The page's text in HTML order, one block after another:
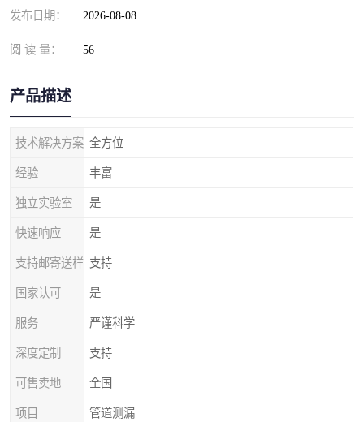
发布日期： 2026-08-08
阅 读 量： 56
产品描述
技术解决方案 全方位
经验 丰富
独立实验室 是
快速响应 是
支持邮寄送样 支持
国家认可 是
服务 严谨科学
深度定制 支持
可售卖地 全国
项目 管道测漏